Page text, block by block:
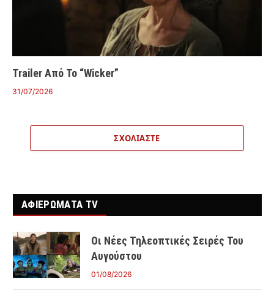
Trailer Από Το “Wicker”
31/07/2026
ΣΧΟΛΙΆΣΤΕ
ΑΦΙΕΡΩΜΑΤΑ TV
Οι Νέες Τηλεοπτικές Σειρές Του
Αυγούστου
01/08/2026